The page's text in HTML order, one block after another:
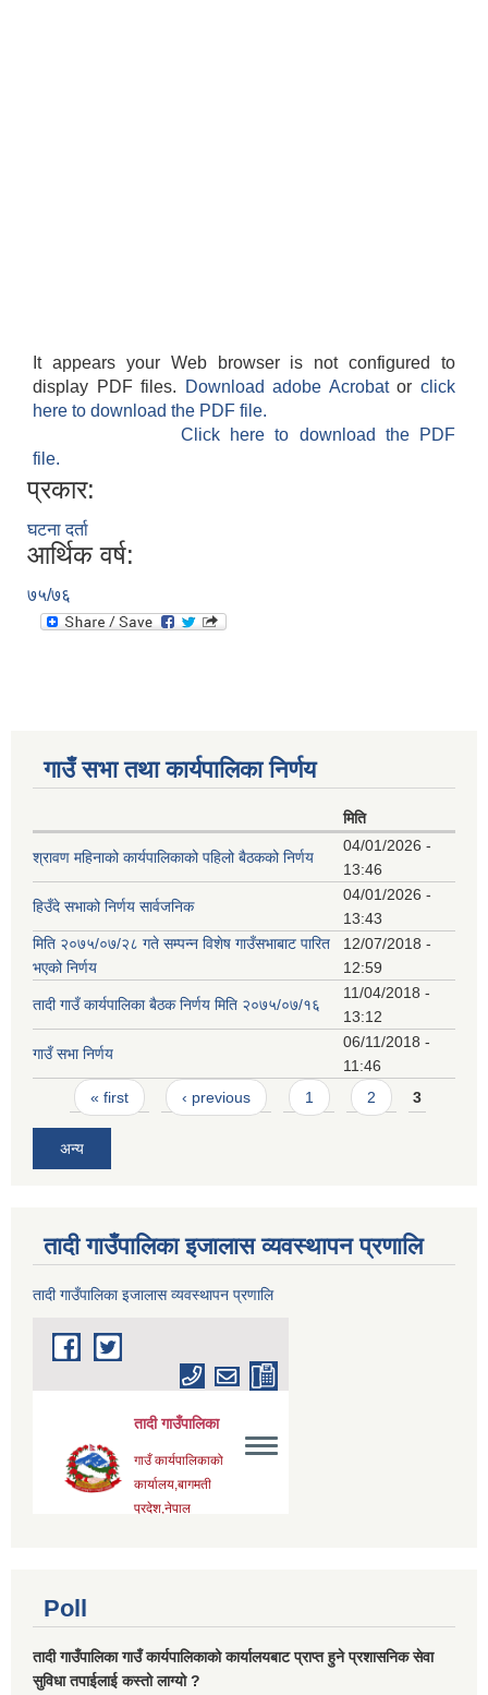
It appears your Web browser is not configured to
display PDF files.
Download adobe Acrobatorclick
here to download the PDF file.
Click here to download the PDF
file.
प्रकार:
घटना दर्ता
आर्थिक वर्ष:
७५/७६
गाउँ सभा तथा कार्यपालिका निर्णय
मिति
श्रावण महिनाको कार्यपालिकाको पहिलो बैठकको निर्णय
04/01/2026 -
13:46
हिउँदे सभाको निर्णय सार्वजनिक
04/01/2026 -
13:43
मिति २०७५/०७/२८ गते सम्पन्न विशेष गाउँसभाबाट पारित
भएको निर्णय
12/07/2018 -
12:59
तादी गाउँ कार्यपालिका बैठक निर्णय मिति २०७५/०७/१६
11/04/2018 -
13:12
गाउँ सभा निर्णय
06/11/2018 -
11:46
Pages
« first ‹ previous 1 2 3
अन्य
तादी गाउँपालिका इजालास व्यवस्थापन प्रणालि
तादी गाउँपालिका इजालास व्यवस्थापन प्रणालि
Poll
तादी गाउँपालिका गाउँ कार्यपालिकाको कार्यालयबाट प्राप्त हुने प्रशासनिक सेवा
सुविधा तपाईलाई कस्तो लाग्यो ?